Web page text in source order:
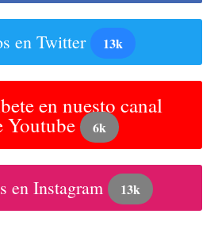
en Twitter 13k
en nuesto canal
Youtube 6k
en Instagram 13k